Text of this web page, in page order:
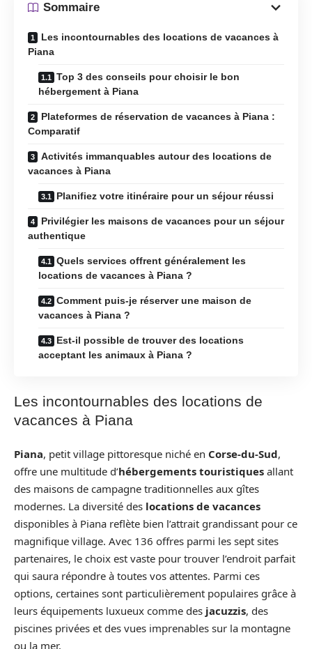
Sommaire
Les incontournables des locations de vacances à
Piana
Top 3 des conseils pour choisir le bon
hébergement à Piana
Plateformes de réservation de vacances à Piana :
Comparatif
Activités immanquables autour des locations de
vacances à Piana
Planifiez votre itinéraire pour un séjour réussi
Privilégier les maisons de vacances pour un séjour
authentique
Quels services offrent généralement les
locations de vacances à Piana ?
Comment puis-je réserver une maison de
vacances à Piana ?
Est-il possible de trouver des locations
acceptant les animaux à Piana ?
Les incontournables des locations de
vacances à Piana
Piana, petit village pittoresque niché en Corse-du-Sud,
offre une multitude d’hébergements touristiques allant
des maisons de campagne traditionnelles aux gîtes
modernes. La diversité des locations de vacances
disponibles à Piana reflète bien l’attrait grandissant pour ce
magnifique village. Avec 136 offres parmi les sept sites
partenaires, le choix est vaste pour trouver l’endroit parfait
qui saura répondre à toutes vos attentes. Parmi ces
options, certaines sont particulièrement populaires grâce à
leurs équipements luxueux comme des jacuzzis, des
piscines privées et des vues imprenables sur la montagne
ou la mer.